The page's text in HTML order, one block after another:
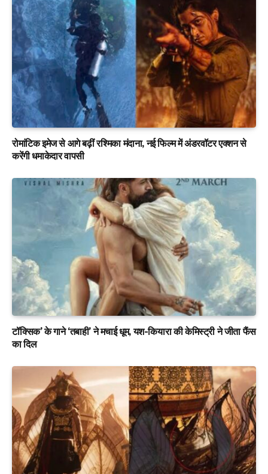
रोमांटिक इमेज से आगे बढ़ीं रश्मिका मंदाना, नई फिल्म में अंडरवॉटर एक्शन से
करेंगी धमाकेदार वापसी
टॉक्सिक’ के गाने ‘तबाही’ ने मचाई धूम, यश-कियारा की केमिस्ट्री ने जीता फैंस
का दिल